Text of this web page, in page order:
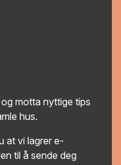
motta nyttige tips
hus.
at vi lagrer e-
til å sende deg